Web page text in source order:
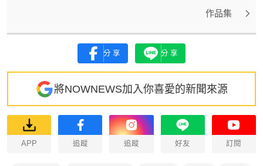
作品集
分享 分享
將NOWNEWS加入你喜愛的新聞來源
APP 追蹤 追蹤 好友 訂閱